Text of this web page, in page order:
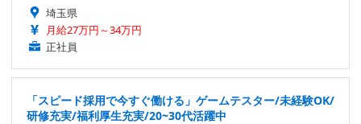
埼玉県
月給27万円～34万円
正社員
「スピード採用で今すぐ働ける」ゲームテスター/未経験OK/
研修充実/福利厚生充実/20~30代活躍中